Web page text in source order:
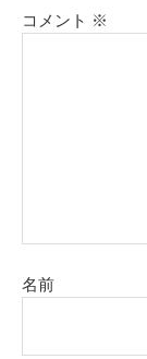
コメント ※
名前